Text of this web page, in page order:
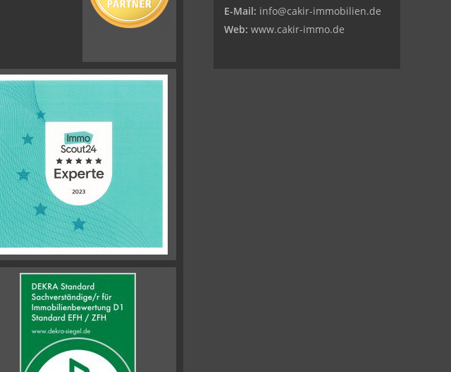
E-Mail: info@cakir-immobilien.de
Web: www.cakir-immo.de